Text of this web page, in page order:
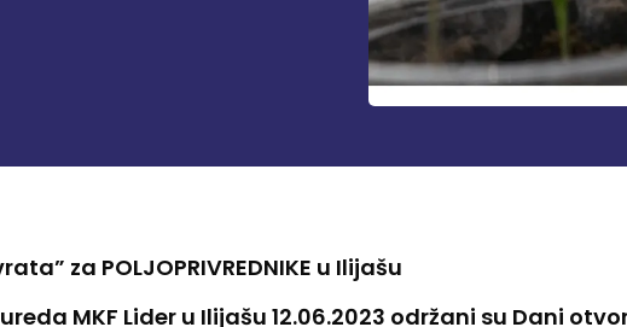
za POLJOPRIVREDNIKE u Ilijašu
MKF Lider u Ilijašu 12.06.2023 održani su Dani